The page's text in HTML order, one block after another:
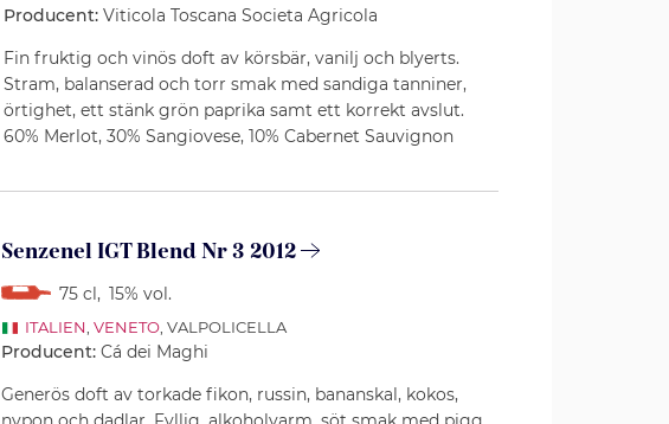
Producent: Viticola Toscana Societa Agricola
Fin fruktig och vinös doft av körsbär, vanilj och blyerts.
Stram, balanserad och torr smak med sandiga tanniner,
örtighet, ett stänk grön paprika samt ett korrekt avslut.
60% Merlot, 30% Sangiovese, 10% Cabernet Sauvignon
Senzenel IGT Blend Nr 3 2012
75 cl, 15% vol.
ITALIEN VENETO, VALPOLICELLA
Producent: Cá dei Maghi
Generös doft av torkade fikon, russin, bananskal, kokos,